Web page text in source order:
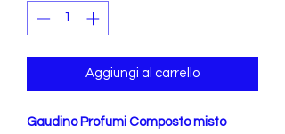
Aggiungi al carrello
Gaudino Profumi Composto misto